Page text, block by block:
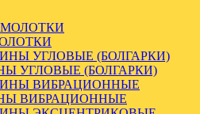
УГЛОВЫЕ (БОЛГАРКИ)
ВИБРАЦИОННЫЕ